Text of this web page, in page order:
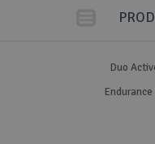
Duo
Endurance